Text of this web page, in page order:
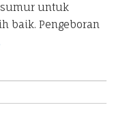
untuk
baik. Pengeboran